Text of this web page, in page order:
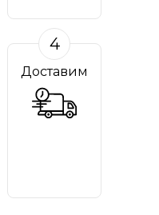
4
Доставим